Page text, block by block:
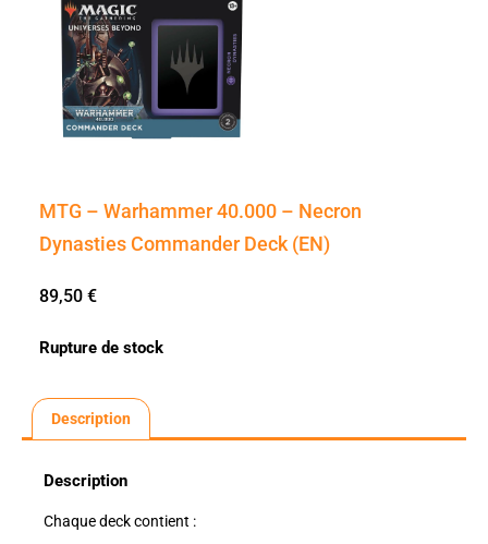
MTG – Warhammer 40.000 – Necron
Dynasties Commander Deck (EN)
89,50 €
Rupture de stock
Description
Description
Chaque deck contient :